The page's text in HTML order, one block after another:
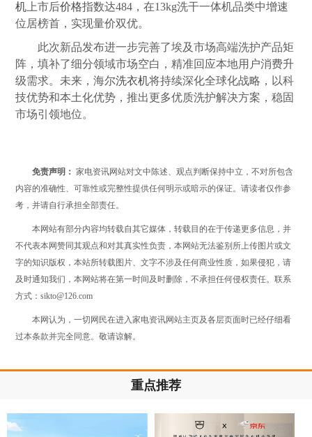
机 上市后价格指数达484，在13kg洗干一体机品类中增速
位居榜首，实现量价双优。
此次新品发布进一步完善了埃及市场高端洗护产品矩
阵，填补了细分领域市场空白，精准回应本地用户消费升
级需求。未来，海尔洗衣机将持续深化全球化战略，以科
技优势和本土化优势，推出更多优质洗护解决方案，稳固
市场引领地位。
免责声明： 家电资讯网站对文中陈述、观点判断保持中立，不对所包含
内容的准确性、可靠性或完整性提供任何明示或暗示的保证。请读者仅作参
考，并请自行承担全部责任。
本网站有部分内容均转载自其它媒体，转载目的在于传递更多信息，并
不代表本网赞同其观点和对其真实性负责，本网站无法鉴别所上传图片或文
字的知识版权，本站所转载图片、文字不涉及任何商业性质，如果侵犯，请
及时通知我们，本网站将在第一时间及时删除，不承担任何侵权责任。联系
方式：sikto@126.com
本网认为，一切网民在进入家电资讯网站主页及各层页面时已经仔细看
过本条款并完全同意。敬请谅解。
重点推荐